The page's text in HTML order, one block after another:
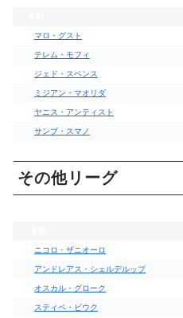
マロ・グスト
テレム・モフィ
ジェド・スペンス
ミジアン・マオリダ
ヤニス・アンティスト
サンブ・スマノ
その他リーグ
ニコロ・ザニオーロ
アンドレアス・シェルデルップ
オスカル・グローク
スティペ・ビウク